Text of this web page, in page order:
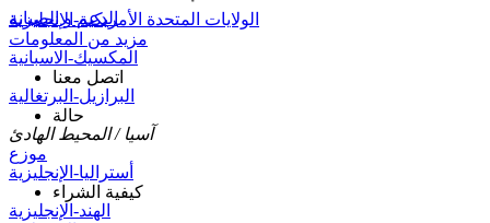
الولايات المتحدة الأمريكية-الإنجليزية
المكسيك-الاسبانية
البرازيل-البرتغالية
آسيا / المحيط الهادئ
أستراليا-الإنجليزية
الهند-الإنجليزية
الدعم و الصيانة
مزيد من المعلومات
اتصل معنا
حالة
موزع
كيفية الشراء